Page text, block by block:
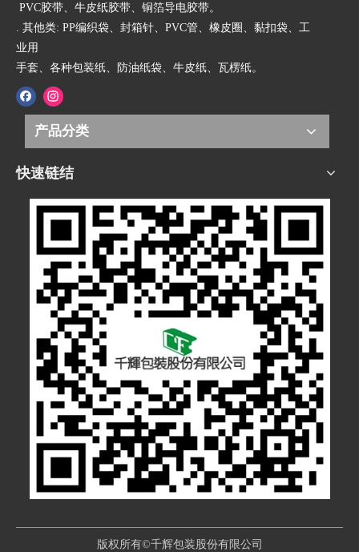
PVC胶带、牛皮纸胶带、铜箔导电胶带。
. 其他类: PP编织袋、封箱针、PVC管、橡皮圈、黏扣袋、工
业用
手套、各种包装纸、防油纸袋、牛皮纸、瓦楞纸。
产品分类
快速链结
版权所有©千辉包装股份有限公司